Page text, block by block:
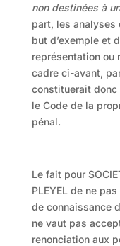
non destinées à
part, les analyses
but d’exemple et
représentation ou
cadre ci-avant,
constituerait donc
le Code de la
pénal.
Le fait pour
PLEYEL de ne
de connaissance
ne vaut pas
renonciation aux